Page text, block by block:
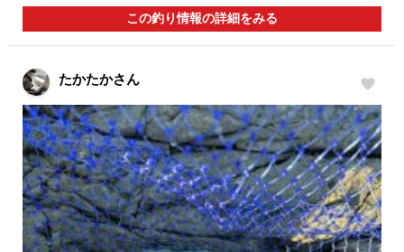
この釣り情報の詳細をみる
たかたかさん